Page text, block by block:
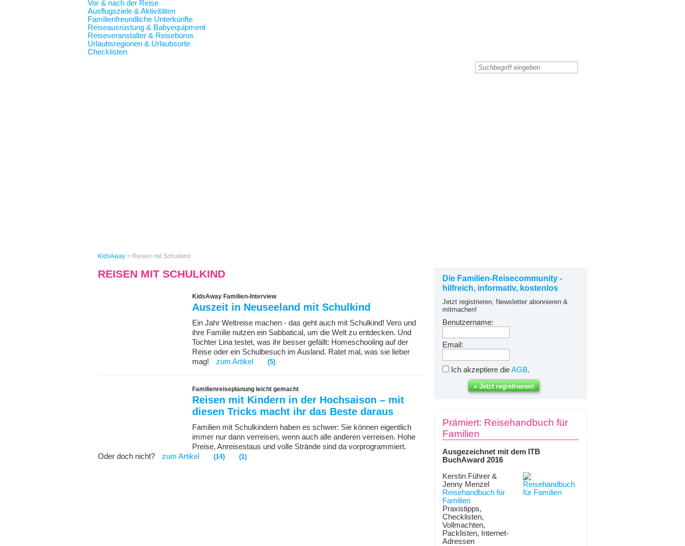
Vor & nach der Reise
Ausflugsziele & Aktivitäten
Familienfreundliche Unterkünfte
Reiseausrüstung & Babyequipment
Reiseveranstalter & Reisebüros
Urlaubsregionen & Urlaubsorte
Checklisten
KidsAway > Reisen mit Schulkind
REISEN MIT SCHULKIND
KidsAway Familien-Interview
Auszeit in Neuseeland mit Schulkind
Ein Jahr Weltreise machen - das geht auch mit Schulkind! Vero und
ihre Familie nutzen ein Sabbatical, um die Welt zu entdecken. Und
Tochter Lina testet, was ihr besser gefällt: Homeschooling auf der
Reise oder ein Schulbesuch im Ausland. Ratet mal, was sie lieber
mag!
zum Artikel (5)
Familienreiseplanung leicht gemacht
Reisen mit Kindern in der Hochsaison – mit
diesen Tricks macht ihr das Beste daraus
Familien mit Schulkindern haben es schwer: Sie können eigentlich
immer nur dann verreisen, wenn auch alle anderen verreisen. Hohe
Preise, Anreisestaus und volle Strände sind da vorprogrammiert.
Oder doch nicht?
zum Artikel (14) (1)
Die Familien-Reisecommunity -
hilfreich, informativ, kostenlos
Jetzt registrieren, Newsletter abonnieren &
mitmachen!
Benutzername:
Email:
Ich akzeptiere dieAGB.
Prämiert: Reisehandbuch für
Familien
Ausgezeichnet mit dem ITB
BuchAward 2016
Kerstin Führer &
Jenny Menzel
Reisehandbuch für
Familien
Praxistipps,
Checklisten,
Vollmachten,
Packlisten, Internet-
Adressen